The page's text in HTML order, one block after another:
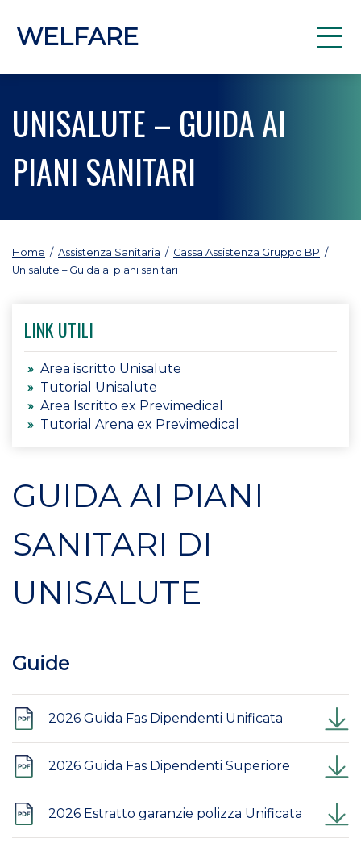
WELFARE
UNISALUTE – GUIDA AI
PIANI SANITARI
Home / Assistenza Sanitaria / Cassa Assistenza Gruppo BP /
Unisalute – Guida ai piani sanitari
LINK UTILI
Area iscritto Unisalute
Tutorial Unisalute
Area Iscritto ex Previmedical
Tutorial Arena ex Previmedical
GUIDA AI PIANI
SANITARI DI
UNISALUTE
Guide
2026 Guida Fas Dipendenti Unificata
2026 Guida Fas Dipendenti Superiore
2026 Estratto garanzie polizza Unificata